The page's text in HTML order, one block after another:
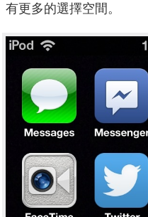
有更多的選擇空間。